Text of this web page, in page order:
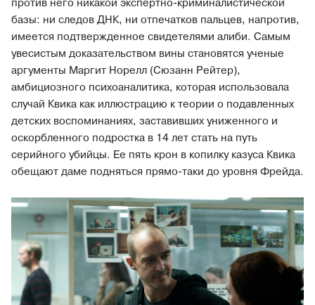
против него никакой экспертно-криминалистической
базы: ни следов ДНК, ни отпечатков пальцев, напротив,
имеется подтвержденное свидетелями алиби. Самым
увесистым доказательством вины становятся ученые
аргументы Маргит Норелл (Сюзанн Рейтер),
амбициозного психоаналитика, которая использовала
случай Квика как иллюстрацию к теории о подавленных
детских воспоминаниях, заставивших униженного и
оскорбленного подростка в 14 лет стать на путь
серийного убийцы. Ее пять крон в копилку казуса Квика
обещают даме подняться прямо-таки до уровня Фрейда.